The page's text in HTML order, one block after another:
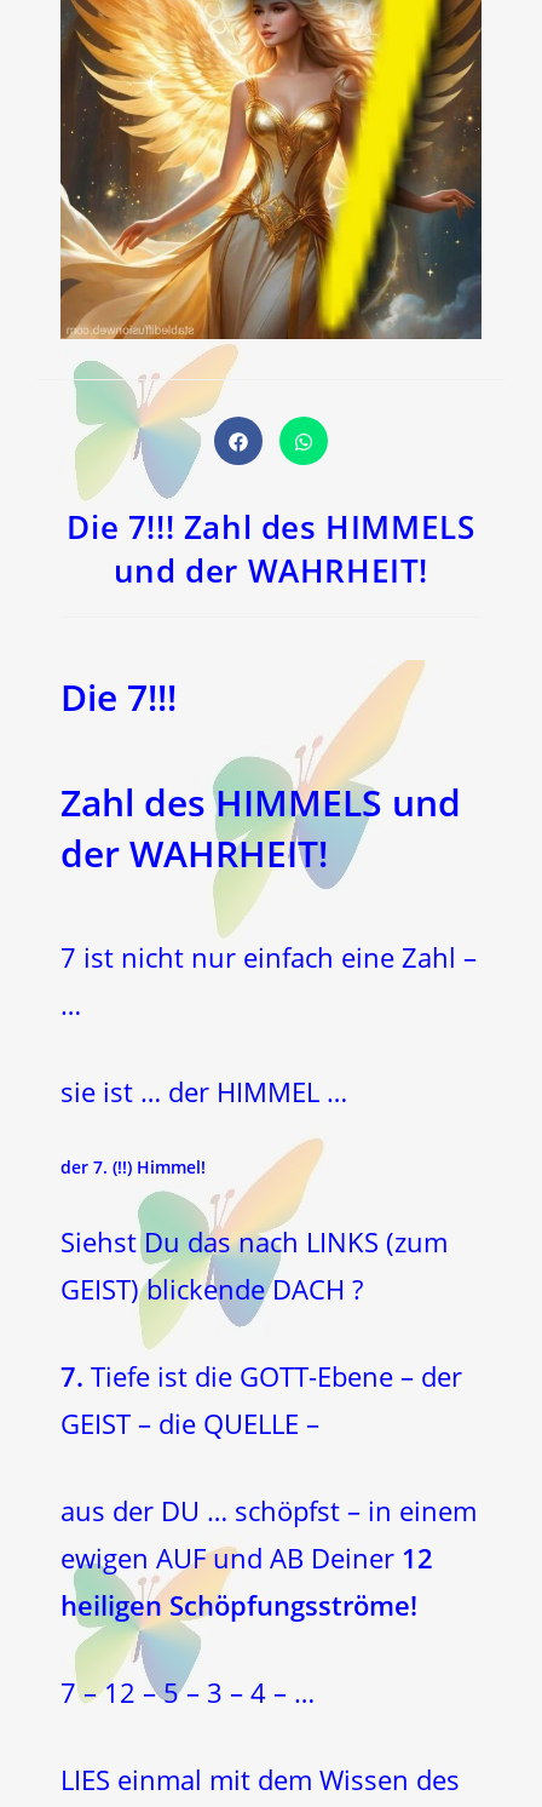
Öffnet
in
Fenster
Öffnet
in
Fenster
Die 7!!! Zahl des HIMMELS
und der WAHRHEIT!
Die 7!!!
Zahl des HIMMELS und
der WAHRHEIT!
7 ist nicht nur einfach eine Zahl –
…
sie ist … der HIMMEL …
der 7. (!!) Himmel!
Siehst Du das nach LINKS (zum
GEIST) blickende DACH ?
7. Tiefe ist die GOTT-Ebene – der
GEIST – die QUELLE –
aus der DU … schöpfst – in einem
ewigen AUF und AB Deiner 12
heiligen Schöpfungsströme!
7 – 12 – 5 – 3 – 4 – …
LIES einmal mit dem Wissen des